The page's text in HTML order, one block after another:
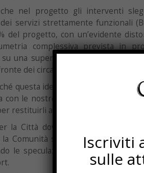
che nel progetto gli interventi
servizi strettamente funzionali
del progetto, con un’evidente
complessiva prevista in
su una superficie di mq. 49.000
dei circa mc. 300.000 desumibili
questa idea di Città venduta,
con le nostre sensibilità di luogo in
restituirli alle generazioni future.
la Città dove si afferma una
la Comunità si prende carico della
le speculazioni che tentano di
Iscriviti
sulle